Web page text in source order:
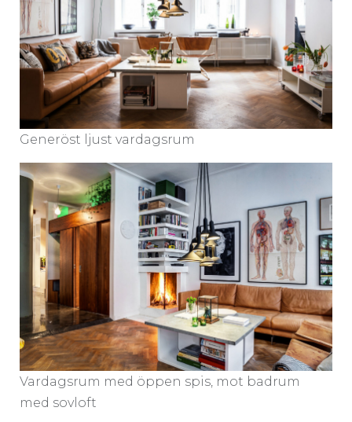
Generöst ljust vardagsrum
Vardagsrum med öppen spis, mot badrum
med sovloft